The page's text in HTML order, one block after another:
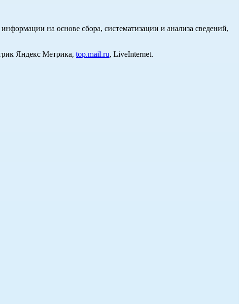
на основе сбора, систематизации и анализа сведений,
Яндекс Метрика, top.mail.ru, LiveInternet.